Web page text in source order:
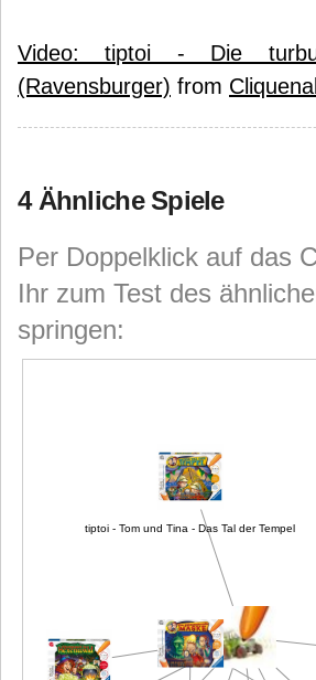
Video: tiptoi - Die
(Ravensburger) from
4 Ähnliche Spiele
Per Doppelklick auf das
Ihr zum Test des
springen:
tiptoi - Tom und Tina - Das Tal der Tempel